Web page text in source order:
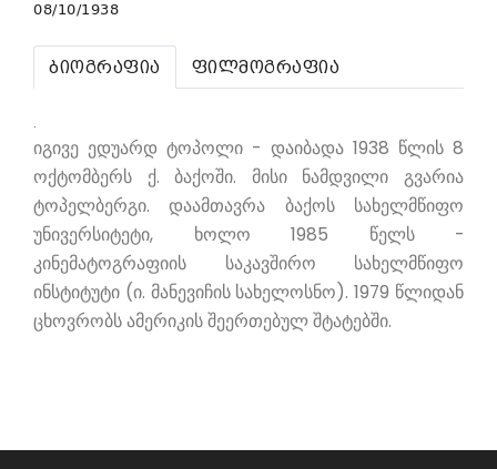
08/10/1938
ბიოგრაფია ფილმოგრაფია
.
იგივე ედუარდ ტოპოლი - დაიბადა 1938 წლის 8
ოქტომბერს ქ. ბაქოში. მისი ნამდვილი გვარია
ტოპელბერგი. დაამთავრა ბაქოს სახელმწიფო
უნივერსიტეტი, ხოლო 1985 წელს -
კინემატოგრაფიის საკავშირო სახელმწიფო
ინსტიტუტი (ი. მანევიჩის სახელოსნო). 1979 წლიდან
ცხოვრობს ამერიკის შეერთებულ შტატებში.